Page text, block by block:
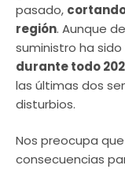
pasado,
región. Aunque
suministro ha sido
durante todo
las últimas dos
disturbios.
Nos preocupa
consecuencias